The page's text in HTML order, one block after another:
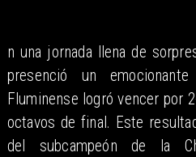
n una jornada llena de
presenció un
Fluminense logró vencer por
octavos de final. Este
del subcampeón de la